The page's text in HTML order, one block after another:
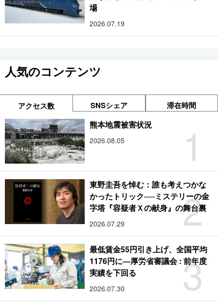
場
2026.07.19
人気のコンテンツ
アクセス数 SNSシェア 滞在時間
1
熊本地震被害状況
2026.08.05
2
東野圭吾を悼む：誰も考えつかな
かったトリック──ミステリーの金
字塔『容疑者Ｘの献身』の舞台裏
2026.07.29
3
最低賃金55円引き上げ、全国平均
1176円に―厚労省審議会 : 前年度
実績を下回る
2026.07.30